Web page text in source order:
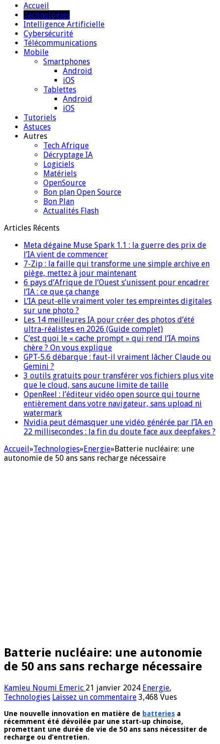
Accueil
Technologies
Intelligence Artificielle
Cybersécurité
Télécommunications
Mobile
Smartphones
Android
iOS
Tablettes
Android
iOS
Tutoriels
Astuces
Autres
Tech Afrique
Décryptage IA
Logiciels
Matériels
OpenSource
Bon plan Open Source
Bon Plan
Actualités Flash
Articles Récents
Meta dégaine Muse Spark 1.1 : la guerre des prix de
l’IA vient de commencer
7-Zip : la faille qui transforme une simple archive en
piège, mettez à jour maintenant
6 pays d’Afrique de l’Ouest s’unissent pour encadrer
l’IA : ce que ça change
L’IA peut-elle vraiment voler tes empreintes digitales
sur une photo ?
Les 14 meilleures IA pour créer des photos d’été
ultra-réalistes en 2026 (Guide complet)
C’est quoi le « cache prompt » qui rend l’IA moins
chère ? On vous explique
GPT-5.6 débarque : faut-il vraiment lâcher Claude ou
Gemini ?
3 outils gratuits pour transférer vos fichiers plus vite
que le cloud, sans aucune limite de taille
OpenReel : l’éditeur vidéo open source qui tourne
entièrement dans votre navigateur, sans upload ni
watermark
Nvidia peut démasquer une vidéo générée par l’IA en
22 millisecondes : la fin du doute face aux deepfakes ?
Accueil»Technologies»Energie»Batterie nucléaire: une
autonomie de 50 ans sans recharge nécessaire
Batterie nucléaire: une autonomie
de 50 ans sans recharge nécessaire
Kamleu Noumi Emeric 21 janvier 2024 Energie,
Technologies Laissez un commentaire 3,468 Vues
Une nouvelle innovation en matière de batteries a
récemment été dévoilée par une start-up chinoise,
promettant une durée de vie de 50 ans sans nécessiter de
recharge ou d’entretien.